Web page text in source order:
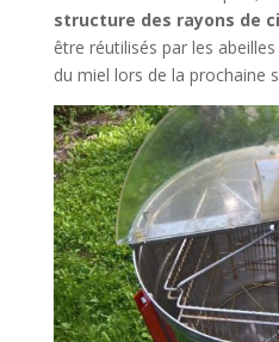
structure des rayons de
être réutilisés par les
du miel lors de la prochaine